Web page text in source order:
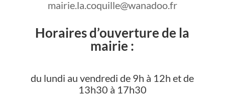
mairie.la.coquille@wanadoo.fr
Horaires d’ouverture de la
mairie :
du lundi au vendredi de 9h à 12h et de
13h30 à 17h30